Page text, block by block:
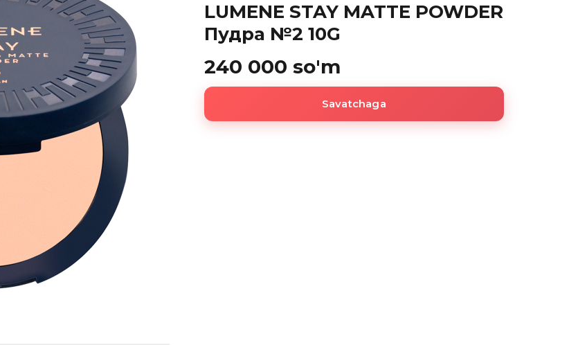
LUMENE STAY MATTE POWDER
Пудра №2 10G
240 000 so'm
Savatchaga